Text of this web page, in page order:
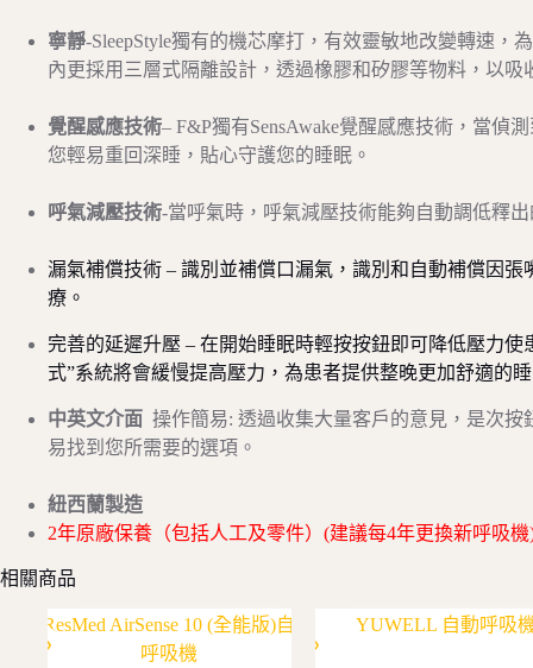
寧靜-SleepStyle獨有的機芯摩打，有效靈敏地改變轉速
內更採用三層式隔離設計，透過橡膠和矽膠等物料，以
覺醒感應技術– F&P獨有SensAwake覺醒感應技術，當偵
您輕易重回深睡，貼心守護您的睡眠。
呼氣減壓技術-當呼氣時，呼氣減壓技術能夠自動調低釋
漏氣補償技術 – 識別並補償口漏氣，識別和自動補償因
療。
完善的延遲升壓 – 在開始睡眠時輕按按鈕即可降低壓力使
式”系統將會緩慢提高壓力，為患者提供整晚更加舒適的
中英文介面 操作簡易: 透過收集大量客戶的意見，是次
易找到您所需要的選項。
紐西蘭製造
2年原廠保養（包括人工及零件）(建議每4年更換新呼吸機
相關商品